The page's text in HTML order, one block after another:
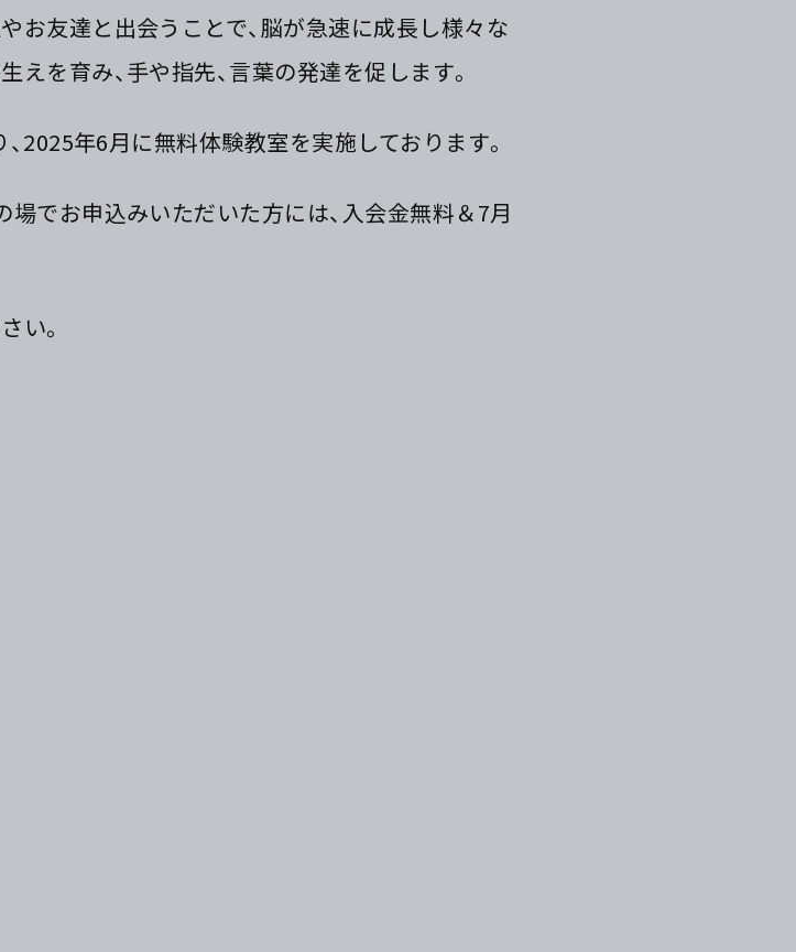
お友達と出会うことで、脳が急速に成長し様々な
を育み、手や指先、言葉の発達を促します。
2025年6月に無料体験教室を実施しております。
場でお申込みいただいた方には、入会金無料＆7月
い。